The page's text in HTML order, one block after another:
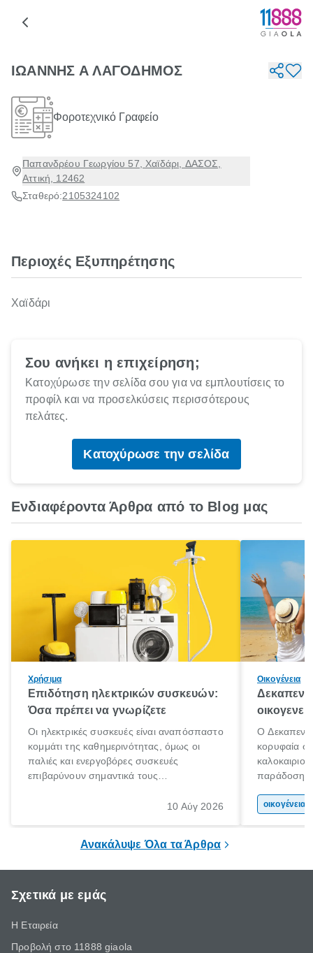
ΙΩΑΝΝΗΣ Α ΛΑΓΟΔΗΜΟΣ
Φοροτεχνικό Γραφείο
Παπανδρέου Γεωργίου 57, Χαϊδάρι, ΔΑΣΟΣ,
Αττική, 12462
Σταθερό:2105324102
Περιοχές Εξυπηρέτησης
Χαϊδάρι
Σου ανήκει η επιχείρηση;
Κατοχύρωσε την σελίδα σου για να εμπλουτίσεις το
προφίλ και να προσελκύσεις περισσότερους
πελάτες.
Κατοχύρωσε την σελίδα
Ενδιαφέροντα Άρθρα από το Blog μας
Χρήσιμα
Επιδότηση ηλεκτρικών συσκευών:
Όσα πρέπει να γνωρίζετε
Οι ηλεκτρικές συσκευές είναι αναπόσπαστο
κομμάτι της καθημερινότητας, όμως οι
παλιές και ενεργοβόρες συσκευές
επιβαρύνουν σημαντικά τους
Εδώ ακριβώς έρχεται να βοηθήσει η
καλύπτουν μέρος του κόστους
10 Αύγ 2026
Οικογένεια
Ο
κορυφαία
παράδοση με
χώρας. Είτε
Ανακάλυψε Όλα τα Άρθρα
Σχετικά με εμάς
Η Εταιρεία
Προβολή στο 11888 giaola